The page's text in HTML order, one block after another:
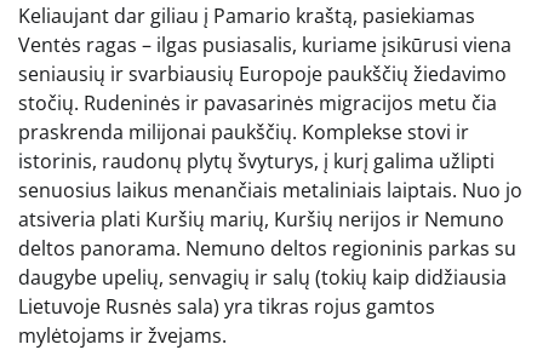
Keliaujant dar giliau į Pamario kraštą, pasiekiamas
Ventės ragas – ilgas pusiasalis, kuriame įsikūrusi viena
seniausių ir svarbiausių Europoje paukščių žiedavimo
stočių. Rudeninės ir pavasarinės migracijos metu čia
praskrenda milijonai paukščių. Komplekse stovi ir
istorinis, raudonų plytų švyturys, į kurį galima užlipti
senuosius laikus menančiais metaliniais laiptais. Nuo jo
atsiveria plati Kuršių marių, Kuršių nerijos ir Nemuno
deltos panorama. Nemuno deltos regioninis parkas su
daugybe upelių, senvagių ir salų (tokių kaip didžiausia
Lietuvoje Rusnės sala) yra tikras rojus gamtos
mylėtojams ir žvejams.